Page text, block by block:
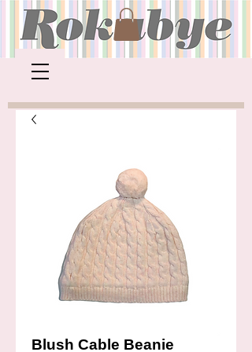
Blush Cable Beanie